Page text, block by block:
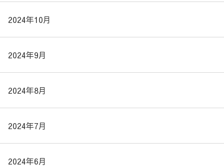
2024年10月
2024年9月
2024年8月
2024年7月
2024年6月